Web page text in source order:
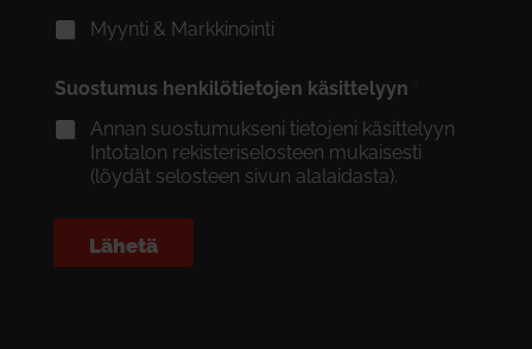
Myynti & Markkinointi
Suostumus henkilötietojen käsittelyyn *
Annan suostumukseni tietojeni käsittelyyn
Intotalon rekisteriselosteen mukaisesti
(löydät selosteen sivun alalaidasta).
Lähetä